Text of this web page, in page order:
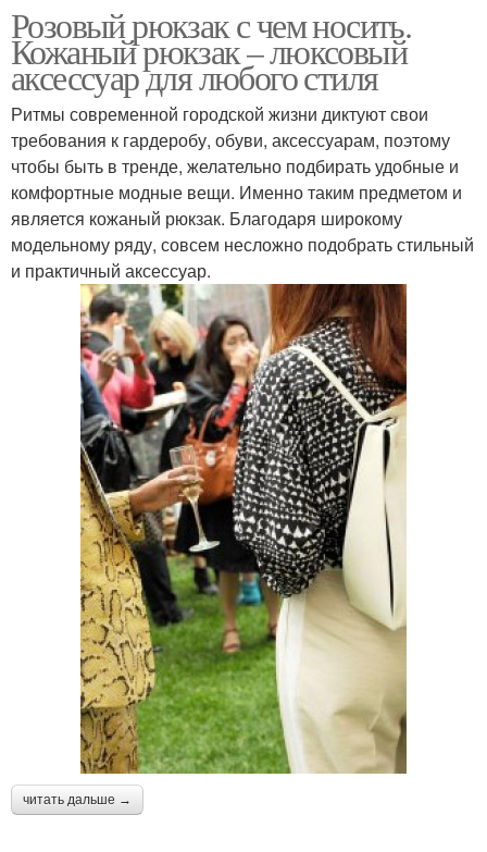
Розовый рюкзак с чем носить.
Кожаный рюкзак – люксовый
аксессуар для любого стиля
Ритмы современной городской жизни диктуют свои
требования к гардеробу, обуви, аксессуарам, поэтому
чтобы быть в тренде, желательно подбирать удобные и
комфортные модные вещи. Именно таким предметом и
является кожаный рюкзак. Благодаря широкому
модельному ряду, совсем несложно подобрать стильный
и практичный аксессуар.
читать дальше →